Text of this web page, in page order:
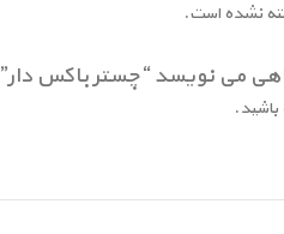
نشده است.
می نویسد “چستر باکس دار”
باشید.